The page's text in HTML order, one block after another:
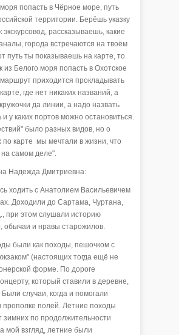
попасть в Чёрное море, путь
территории. Берёшь указку
экскурсовод, рассказываешь, какие
города встречаются на твоём
путь ты показываешь на карте, то
из Белого моря попасть в Охотское
приходится прокладывать
где нет никаких названий, а
да линии, а надо назвать
у каких портов можно остановиться.
было разных видов, но о
по карте мы мечтали в жизни, что
самом деле".
Надежда Дмитриевна:
ходить с Анатолием Васильевичем
Доходили до Сартама, Чуртана,
при этом слушали историю
обычаи и нравы старожилов.
были как походы, пешочком с
(настоящих тогда ещё не
форме. По дороге
который ставили в деревне,
случаи, когда и помогали
прополке полей. Летние походы
зимних по продолжительности
мой взгляд, летние были